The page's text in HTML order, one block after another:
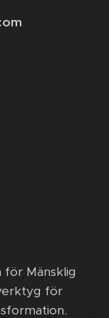
Mänsklig
för